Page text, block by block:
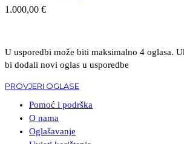
1.000,00 €
U usporedbi može biti maksimalno 4 oglasa.
bi dodali novi oglas u usporedbe
PROVJERI OGLASE
Pomoć i podrška
O nama
Oglašavanje